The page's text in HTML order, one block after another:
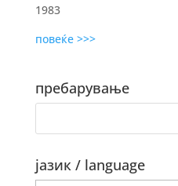
1983
повеќе >>>
пребарување
јазик / language